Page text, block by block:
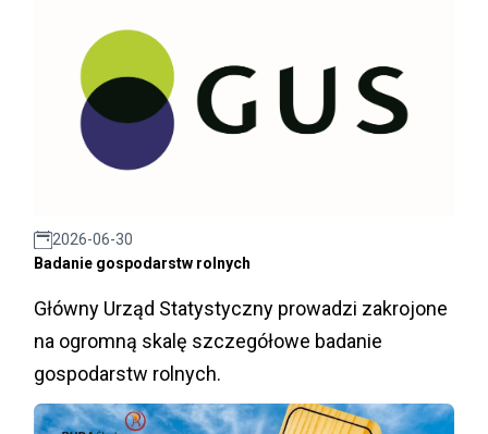
2026-06-30
Badanie gospodarstw rolnych
Główny Urząd Statystyczny prowadzi zakrojone
na ogromną skalę szczegółowe badanie
gospodarstw rolnych.